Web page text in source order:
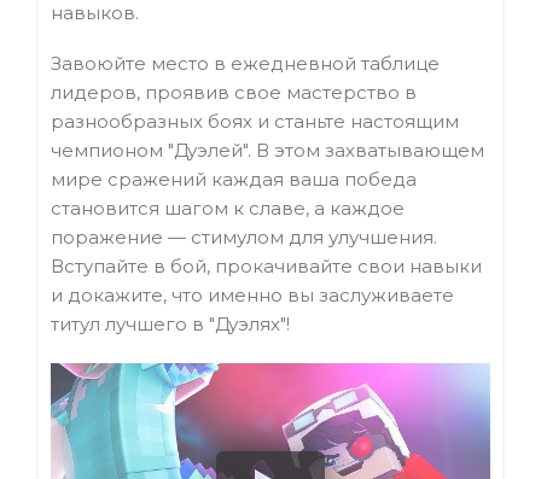
навыков.
Завоюйте место в ежедневной таблице
лидеров, проявив свое мастерство в
разнообразных боях и станьте настоящим
чемпионом "Дуэлей". В этом захватывающем
мире сражений каждая ваша победа
становится шагом к славе, а каждое
поражение — стимулом для улучшения.
Вступайте в бой, прокачивайте свои навыки
и докажите, что именно вы заслуживаете
титул лучшего в "Дуэлях"!